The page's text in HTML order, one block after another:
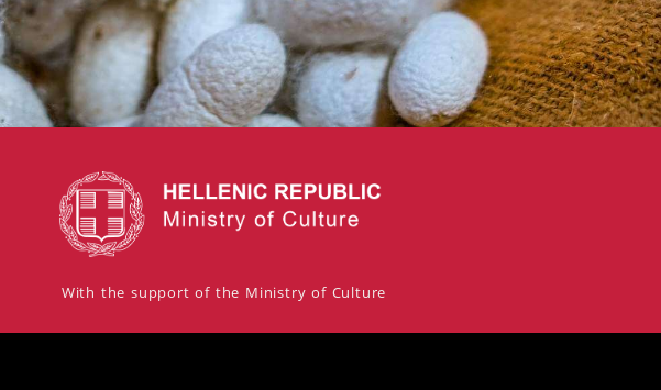
With the support of the Ministry of Culture